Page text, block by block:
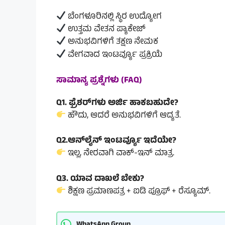
ಬೆಂಗಳೂರಿನಲ್ಲಿ ಸ್ಥಿರ ಉದ್ಯೋಗ
ಉತ್ತಮ ವೇತನ ಪ್ಯಾಕೇಜ್
ಅನುಭವಿಗಳಿಗೆ ತಕ್ಷಣ ನೇಮಕ
ವೇಗವಾದ ಇಂಟರ್ವ್ಯೂ ಪ್ರಕ್ರಿಯೆ
ಸಾಮಾನ್ಯ ಪ್ರಶ್ನೆಗಳು (FAQ)
Q1. ಫ್ರೆಶರ್‌ಗಳು ಅರ್ಜಿ ಹಾಕಬಹುದೇ?
ಹೌದು, ಆದರೆ ಅನುಭವಿಗಳಿಗೆ ಆದ್ಯತೆ.
Q2.ಆನ್‌ಲೈನ್ ಇಂಟರ್ವ್ಯೂ ಇದೆಯೇ?
ಇಲ್ಲ, ನೇರವಾಗಿ ವಾಕ್-ಇನ್ ಮಾತ್ರ.
Q3. ಯಾವ ದಾಖಲೆ ಬೇಕು?
ಶಿಕ್ಷಣ ಪ್ರಮಾಣಪತ್ರ + ಐಡಿ ಪ್ರೂಫ್ + ರೆಸ್ಯೂಮ್.